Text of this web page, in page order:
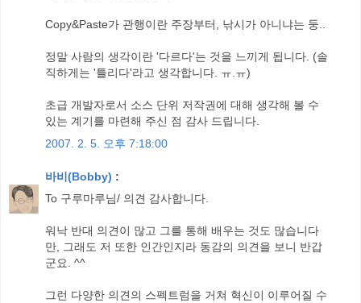
Copy&Paste가 관행이란 주장부터, 낚시가 아니냐는 둥..
정말 사람의 생각이란 '다르다'는 것을 느끼게 됩니다. (솔
직하게는 '틀리다'라고 생각합니다. ㅠ.ㅠ)
초급 개발자로서 소스 단위 저작권에 대해 생각해 볼 수
있는 계기를 마련해 주신 점 감사 드립니다.
2007. 2. 5. 오후 7:18:00
바비(Bobby) :
To 구루마루님/ 의견 감사합니다.
워낙 반대 의견이 많고 그를 통해 배우는 것도 많습니다
만, 그래도 저 또한 인간인지라 동감의 의견을 보니 반갑
군요. ^^
그런 다양한 의견의 스펙트럼을 거쳐 혁신이 이루어질 수